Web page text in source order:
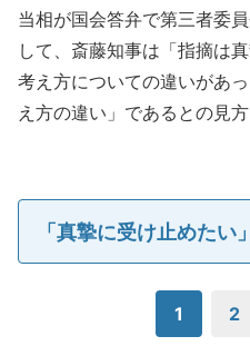
当相が国会答弁で第三者委
して、斎藤知事は「指摘は
考え方についての違いがあ
え方の違い」であるとの見
「真摯に受け止めたい
1 2